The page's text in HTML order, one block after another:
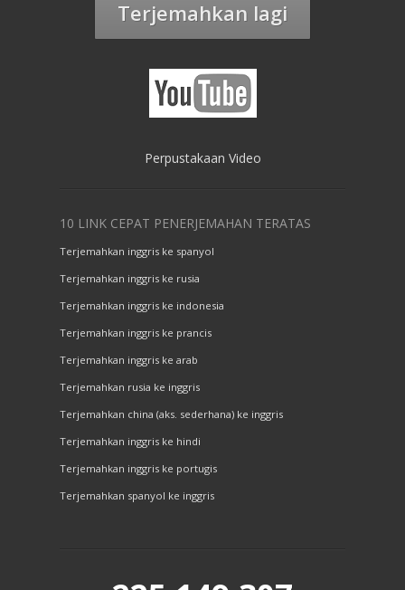
Terjemahkan lagi
Perpustakaan Video
10 LINK CEPAT PENERJEMAHAN TERATAS
Terjemahkan inggris ke spanyol
Terjemahkan inggris ke rusia
Terjemahkan inggris ke indonesia
Terjemahkan inggris ke prancis
Terjemahkan inggris ke arab
Terjemahkan rusia ke inggris
Terjemahkan china (aks. sederhana) ke inggris
Terjemahkan inggris ke hindi
Terjemahkan inggris ke portugis
Terjemahkan spanyol ke inggris